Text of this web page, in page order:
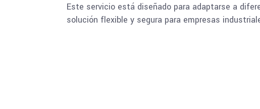
Este servicio está diseñado para adaptarse a
solución flexible y segura para empresas